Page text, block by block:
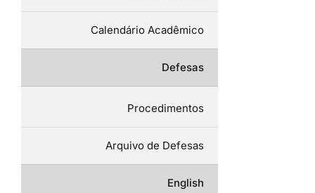
Calendário Acadêmico
Defesas
Procedimentos
Arquivo de Defesas
English